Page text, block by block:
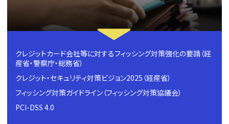
クレジットカード会社等に対するフィッシング対策強化の要請（経
産省・警察庁・総務省）
クレジット・セキュリティ対策ビジョン2025（経産省）
フィッシング対策ガイドライン（フィッシング対策協議会）
PCI-DSS 4.0